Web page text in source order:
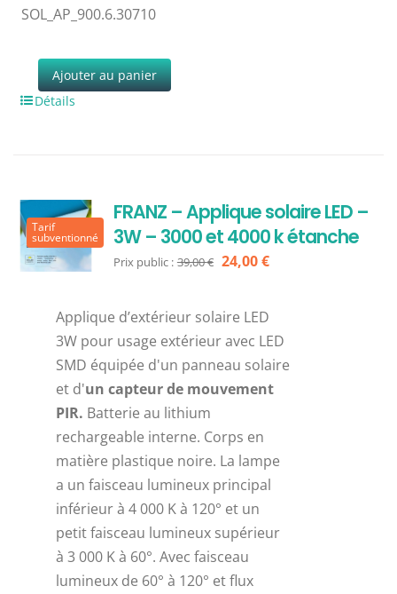
SOL_AP_900.6.30710
Ajouter au panier
Détails
Tarif
subventionné
FRANZ – Applique solaire LED –
3W – 3000 et 4000 k étanche
Prix public : 39,00€ Le
initial
39,00 €.
24,00€Le
est :
24,00 €.
Applique d’extérieur solaire LED
3W pour usage extérieur avec LED
SMD équipée d'un panneau solaire
et d'un capteur de mouvement
PIR. Batterie au lithium
rechargeable interne. Corps en
matière plastique noire. La lampe
a un faisceau lumineux principal
inférieur à 4 000 K à 120° et un
petit faisceau lumineux supérieur
à 3 000 K à 60°. Avec faisceau
lumineux de 60° à 120° et flux